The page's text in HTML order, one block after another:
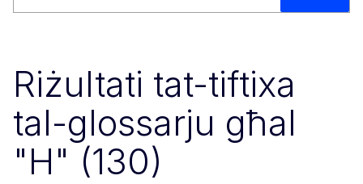
Riżultati tat-tiftixa
tal-glossarju għal
"H" (130)